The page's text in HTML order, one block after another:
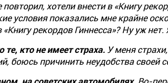
хотели внести в «Книгу
условия показались мне крайне
«Книгу рекордов Гиннесса»? Ну уж
кто не имеет страха. У меня
боюсь причинить неудобства своей